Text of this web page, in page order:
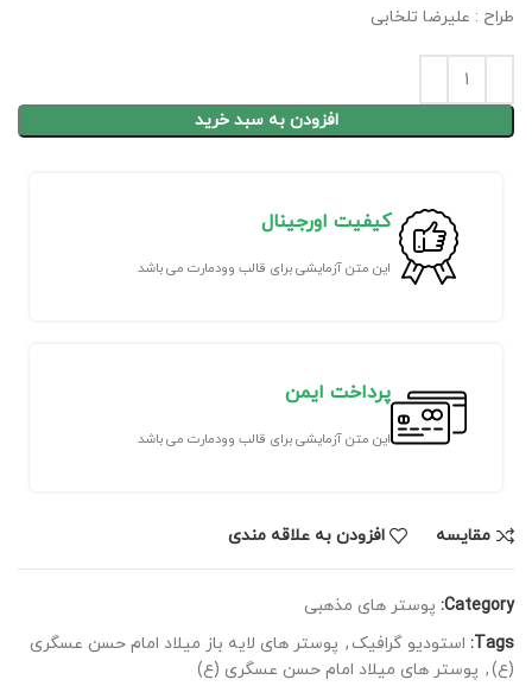
طراح : علیرضا تلخابی
افزودن به سبد خرید
کیفیت اورجینال
این متن آزمایشی برای قالب وودمارت می باشد
پرداخت ایمن
این متن آزمایشی برای قالب وودمارت می باشد
مقايسه افزودن به علاقه مندی
Category: پوستر های مذهبی
Tags: استودیو گرافیک , پوستر های لایه باز میلاد امام حسن عسگری
(ع), پوستر های میلاد امام حسن عسگری (ع)